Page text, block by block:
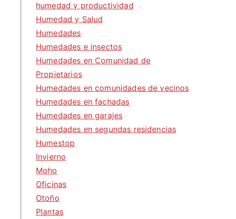
humedad y productividad
Humedad y Salud
Humedades
Humedades e insectos
Humedades en Comunidad de
Propietarios
Humedades en comunidades de vecinos
Humedades en fachadas
Humedades en garajes
Humedades en segundas residencias
Humestop
Invierno
Moho
Oficinas
Otoño
Plantas